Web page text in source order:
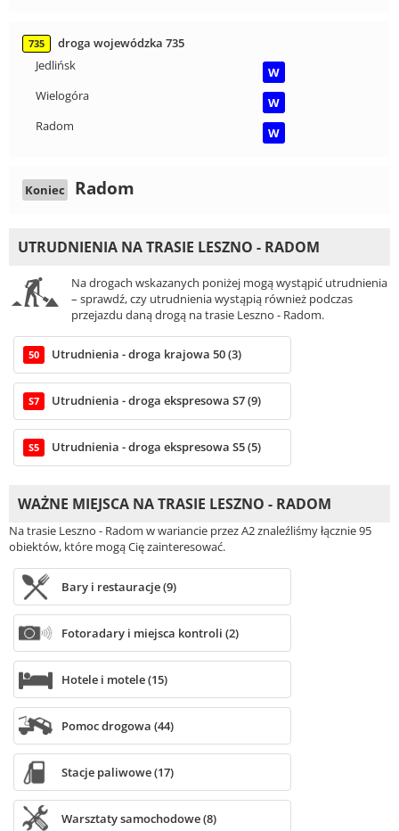
735
droga wojewódzka 735
Jedlińsk
W
Wielogóra
W
Radom
W
Koniec Radom
UTRUDNIENIA NA TRASIE LESZNO - RADOM
Na drogach wskazanych poniżej mogą wystąpić utrudnienia
– sprawdź, czy utrudnienia wystąpią również podczas
przejazdu daną drogą na trasie Leszno - Radom.
50 Utrudnienia - droga krajowa 50 (3)
S7 Utrudnienia - droga ekspresowa S7 (9)
S5 Utrudnienia - droga ekspresowa S5 (5)
WAŻNE MIEJSCA NA TRASIE LESZNO - RADOM
Na trasie Leszno - Radom w wariancie przez A2 znaleźliśmy łącznie 95
obiektów, które mogą Cię zainteresować.
Bary i restauracje (9)
Fotoradary i miejsca kontroli (2)
Hotele i motele (15)
Pomoc drogowa (44)
Stacje paliwowe (17)
Warsztaty samochodowe (8)